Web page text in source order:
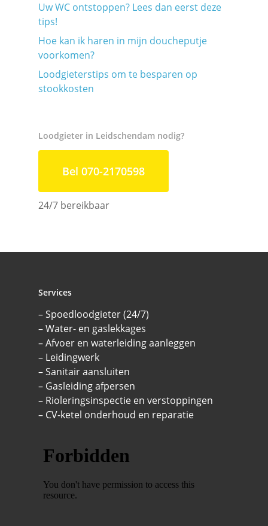
Uw WC ontstoppen? Lees dan eerst deze
tips!
Hoe kan ik haren in mijn doucheputje
voorkomen?
Loodgieterstips om te besparen op
stookkosten
Loodgieter in Leidschendam nodig?
Bel 070-2170598
24/7 bereikbaar
Services
– Spoedloodgieter (24/7)
– Water- en gaslekkages
– Afvoer en waterleiding aanleggen
– Leidingwerk
– Sanitair aansluiten
– Gasleiding afpersen
– Rioleringsinspectie en verstoppingen
– CV-ketel onderhoud en reparatie